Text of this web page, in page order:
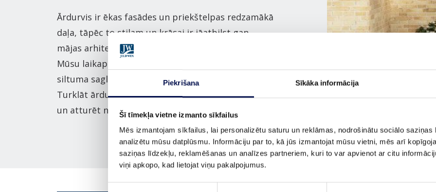
Piekrišana Sīkāka informācija
Šī tīmekļa vietne izmanto sīkfailus
Mēs izmantojam sīkfailus, lai personalizētu saturu un reklāmas, nodrošinātu sociālo
analizētu mūsu datplūsmu. Informāciju par to, kā jūs izmantojat mūsu vietni, mēs arī
saziņas līdzekļu, reklamēšanas un analīzes partneriem, kuri to var apvienot ar citu
viņi apkopo, kad lietojat viņu pakalpojumus.
Ārdurvis ir ēkas fasādes un priekštelpas redzamākā
daļa, tāpēc to stilam un krāsai ir jāatbilst gan
mājas arhitektūrai, gan arī mājokļa interjeram.
Mūsu laikapstākļos svarīgas īpašības ir ārdurvju
siltuma saglabāšana, izturība un hermētiskums.
Turklāt ārdurvju uzdevums ir sveikt gaidītos viesus
un atturēt nelūgtos.